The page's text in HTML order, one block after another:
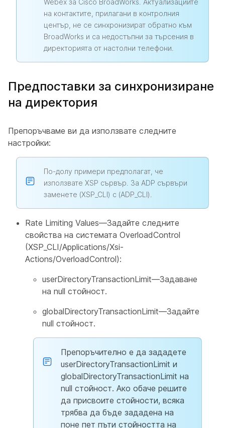
Webex за Cisco BroadWorks. Актуализациите
на контактите, прилагани в контролния
център, не се синхронизират обратно към
BroadWorks и са недостъпни за търсения в
директорията от настолни телефони.
Предпоставки за синхронизиране
на директория
Препоръчваме ви да използвате следните
настройки:
По-долу примери предполагат, че
използвате XSP сървър. За ADP сървъри
заменете (XSP_CLI) с (ADP_CLI).
Rate Limiting Values—Задайте следните
свойства на системата OverloadControl
(XSP_CLI/Applications/Xsi-
Actions/OverloadControl):
userDirectoryTransactionLimit—Задаване
на null стойност.
globalDirectoryTransactionLimit—Задайте
null стойност.
Препоръчително е да зададете
userDirectoryTransactionLimit и
globalDirectoryTransactionLimit на
null стойност. Ако обаче решите
да присвоите стойности, всяка
трябва да бъде зададена на
поне пет пъти стойността на